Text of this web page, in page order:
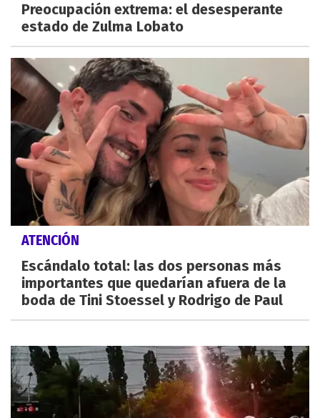
Preocupación extrema: el desesperante
estado de Zulma Lobato
ATENCIÓN
Escándalo total: las dos personas más
importantes que quedarían afuera de la
boda de Tini Stoessel y Rodrigo de Paul